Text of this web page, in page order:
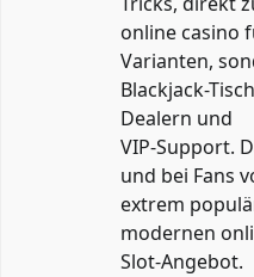
online casino
Varianten,
Blackjack-
Dealern und
VIP-Support.
und bei Fans
extrem
modernen
Slot-Angebot.